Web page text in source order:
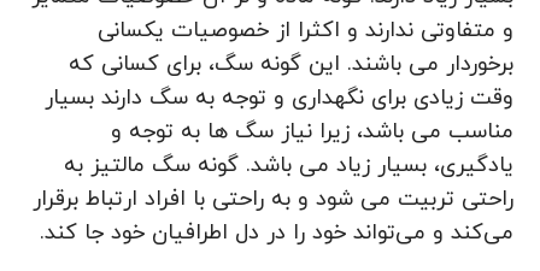
و متفاوتی ندارند و اکثرا از خصوصیات یکسانی
برخوردار می باشند. این گونه سگ، برای کسانی که
وقت زیادی برای نگهداری و توجه به سگ دارند بسیار
مناسب می باشد، زیرا نیاز سگ ها به توجه و
یادگیری، بسیار زیاد می باشد. گونه سگ‌ مالتیز به
راحتی تربیت می‌ شود و به راحتی با افراد ارتباط برقرار
می‌کند و می‌تواند خود را در دل اطرافیان خود جا کند.